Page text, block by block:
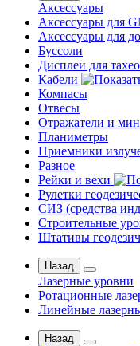
Аксессуары
Аксессуары для
Аксессуары для
Буссоли
Дисплеи для
Кабели
Компасы
Отвесы
Отражатели и
Планиметры
Приемники
Разное
Рейки и вехи
Рулетки
СИЗ (средства
Строительные
Штативы
Назад
Лазерные уровни
Ротационные
Линейные
Назад